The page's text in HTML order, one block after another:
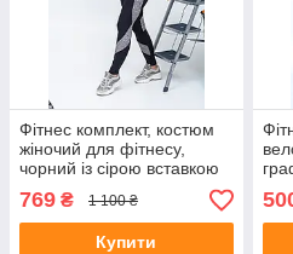
Фітнес комплект, костюм
жіночий для фітнесу,
чорний із сірою вставкою
769 ₴ 1 100 ₴
Купити